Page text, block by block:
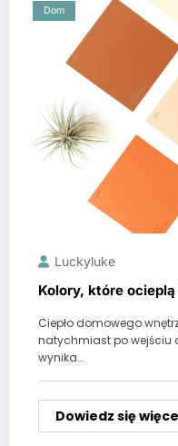
Dom
Luckyluke
Kolory, które
Ciepło domowego
natychmiast po wejściu
wynika…
Dowiedz się